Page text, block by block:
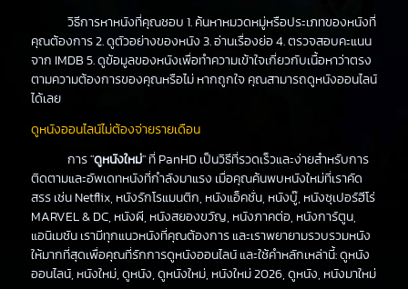
วิธีการหาหนังที่คุณชอบ 1. ค้นหาหมวดหมู่หรือประเภทของหนังที่
คุณต้องการ 2. ดูตัวอย่างของหนัง 3. อ่านเรื่องย่อ 4. ตรวจสอบคะแนน
จาก IMDB 5. ดูข้อมูลของหนังเพื่อทำความเข้าใจเกี่ยวกับเนื้อหาว่าตรง
ตามความต้องการของคุณหรือไม่ หากถูกใจ คุณสามารถดูหนังออนไลน์
ได้เลย
ดูหนังออนไลน์ไม่ต้องจ่ายรายเดือน
การ "ดูหนังใหม่" ที่ PanHD เป็นวิธีที่รวดเร็วและง่ายสำหรับการ
ติดตามและอัพเดทหนังที่กำลังมาแรง เมื่อคุณค้นพบหนังใหม่ที่เราคัด
สรร เช่น Netflix, หนังรักโรแมนติก, หนังแอ็คชั่น, หนังบู๊, หนังซุเปอร์ฮีโร่
MARVEL & DC, หนังผี, หนังสยองขวัญ, หนังภาคต่อ, หนังการ์ตูน,
แอนิเมชัน เรามีทุกแนวหนังที่คุณต้องการ และเราพยายามรวบรวมหนัง
ให้มากที่สุดเพื่อคุณที่รักการดูหนังออนไลน์ และใช้คำหลักเหล่านี้: ดูหนัง
ออนไลน์, หนังใหม่, ดูหนัง, ดูหนังใหม่, หนังใหม่ 2026, ดูหนัง, หนังมาใหม่